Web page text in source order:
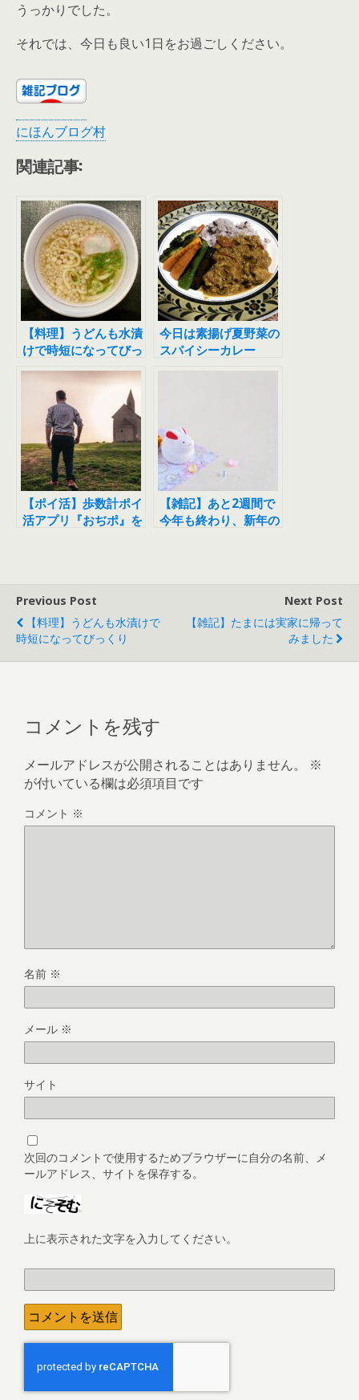
うっかりでした。
それでは、今日も良い1日をお過ごしください。
にほんブログ村
関連記事:
【料理】うどんも水漬
けで時短になってびっ
くり
今日は素揚げ夏野菜の
スパイシーカレー
【ポイ活】歩数計ポイ
活アプリ『おぢポ』を
【雑記】あと2週間で
今年も終わり、新年の
Previous Post
【料理】うどんも水漬けで
時短になってびっくり
Next Post
【雑記】たまには実家に帰って
みました
コメントを残す
メールアドレスが公開されることはありません。
※
が付いている欄は必須項目です
コメント ※
名前 ※
メール ※
サイト
次回のコメントで使用するためブラウザーに自分の名前、メ
ールアドレス、サイトを保存する。
上に表示された文字を入力してください。